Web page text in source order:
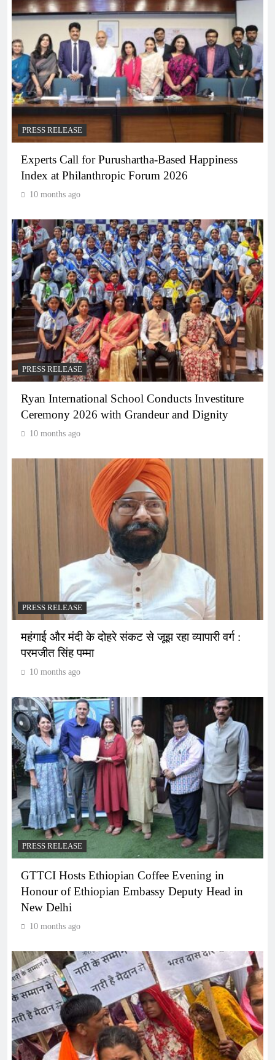
PRESS RELEASE
Experts Call for Purushartha-Based Happiness
Index at Philanthropic Forum 2026
10 months ago
PRESS RELEASE
Ryan International School Conducts Investiture
Ceremony 2026 with Grandeur and Dignity
10 months ago
PRESS RELEASE
महंगाई और मंदी के दोहरे संकट से जूझ रहा व्यापारी वर्ग :
परमजीत सिंह पम्मा
10 months ago
PRESS RELEASE
GTTCI Hosts Ethiopian Coffee Evening in
Honour of Ethiopian Embassy Deputy Head in
New Delhi
10 months ago